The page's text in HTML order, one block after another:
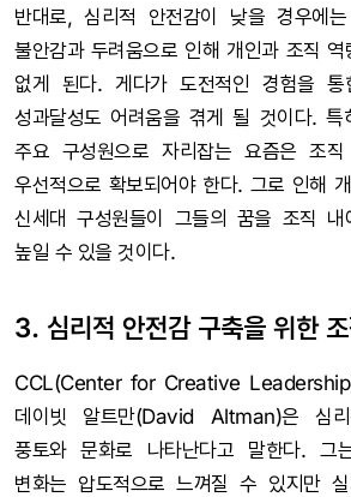
반대로, 심리적 안전감이 낮을 경우에
불안감과 두려움으로 인해 개인과 조직
없게 된다. 게다가 도전적인 경험을
성과달성도 어려움을 겪게 될 것이다.
주요 구성원으로 자리잡는 요즘은 조
우선적으로 확보되어야 한다. 그로 인해
신세대 구성원들이 그들의 꿈을 조직 내
높일 수 있을 것이다.
3. 심리적 안전감 구축을 위한
CCL(Center for Creative
데이빗 알트만(David Altman)은 심
풍토와 문화로 나타난다고 말한다. 그
변화는 압도적으로 느껴질 수 있지만